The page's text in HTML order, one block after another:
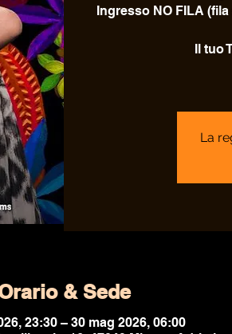
Ingresso NO FILA
Il tuo
La
& Sede
23:30 – 30 mag 2026, 06:00